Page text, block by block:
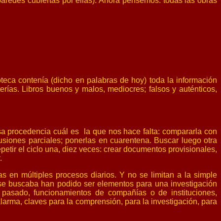
contenía (dicho en palabras de hoy) toda la información
Libros buenos y malos, mediocres; falsos y auténticos,
procedencia cuál es la que nos hace falta: compararla con
parciales; ponerlas en cuarentena. Buscar luego otra
el ciclo una, diez veces: crear documentos provisionales,
.
en múltiples procesos diarios. Y no se limitan a la simple
buscaba han podido ser elementos para una investigación
funcionamientos de compañías o de instituciones,
claves para la comprensión, para la investigación, para